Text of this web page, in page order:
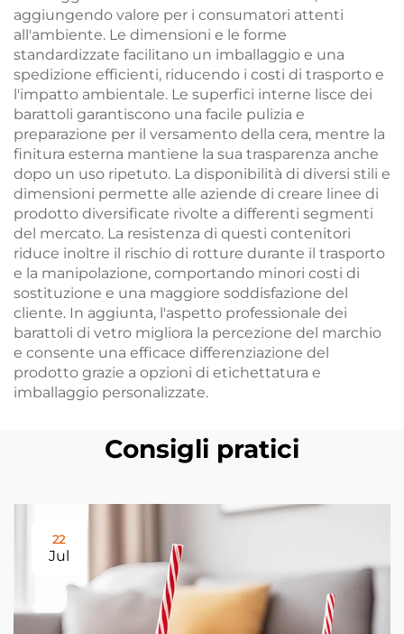
aggiungendo valore per i consumatori attenti
all'ambiente. Le dimensioni e le forme
standardizzate facilitano un imballaggio e una
spedizione efficienti, riducendo i costi di trasporto e
l'impatto ambientale. Le superfici interne lisce dei
barattoli garantiscono una facile pulizia e
preparazione per il versamento della cera, mentre la
finitura esterna mantiene la sua trasparenza anche
dopo un uso ripetuto. La disponibilità di diversi stili e
dimensioni permette alle aziende di creare linee di
prodotto diversificate rivolte a differenti segmenti
del mercato. La resistenza di questi contenitori
riduce inoltre il rischio di rotture durante il trasporto
e la manipolazione, comportando minori costi di
sostituzione e una maggiore soddisfazione del
cliente. In aggiunta, l'aspetto professionale dei
barattoli di vetro migliora la percezione del marchio
e consente una efficace differenziazione del
prodotto grazie a opzioni di etichettatura e
imballaggio personalizzate.
Consigli pratici
22
Jul